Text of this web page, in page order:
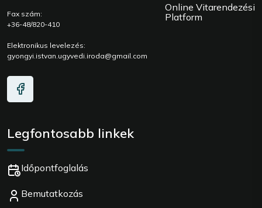
Fax szám:
+36-48/820-410
Elektronikus levelezés:
gyongyi.istvan.ugyvedi.iroda@gmail.com
Online Vitarendezési
Platform
Legfontosabb linkek
Időpontfoglalás
Bemutatkozás